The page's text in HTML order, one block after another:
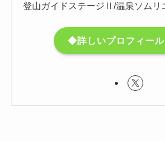
登山ガイドステージⅡ/温泉ソムリ
◆詳しいプロフィール